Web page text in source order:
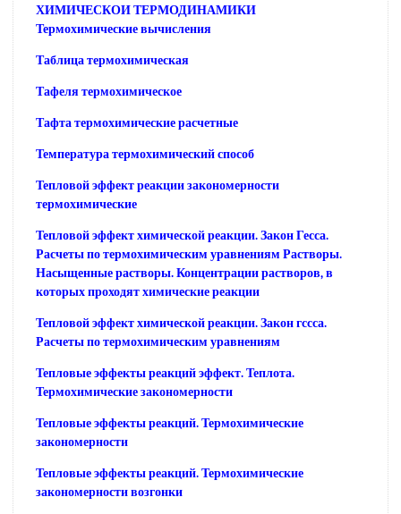
ХИМИЧЕСКОИ ТЕРМОДИНАМИКИ
Термохимические вычисления
Таблица термохимическая
Тафеля термохимическое
Тафта термохимические расчетные
Температура термохимический способ
Тепловой эффект реакции закономерности
термохимические
Тепловой эффект химической реакции. Закон Гесса.
Расчеты по термохимическим уравнениям Растворы.
Насыщенные растворы. Концентрации растворов, в
которых проходят химические реакции
Тепловой эффект химической реакции. Закон гссса.
Расчеты по термохимическим уравнениям
Тепловые эффекты реакций эффект. Теплота.
Термохимические закономерности
Тепловые эффекты реакций. Термохимические
закономерности
Тепловые эффекты реакций. Термохимические
закономерности возгонки